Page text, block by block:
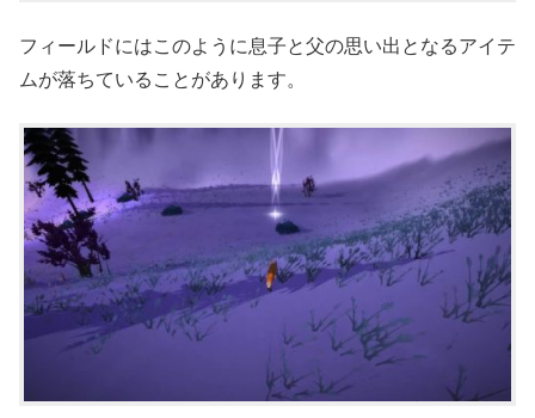
フィールドにはこのように息子と父の思い出となるアイテ
ムが落ちていることがあります。